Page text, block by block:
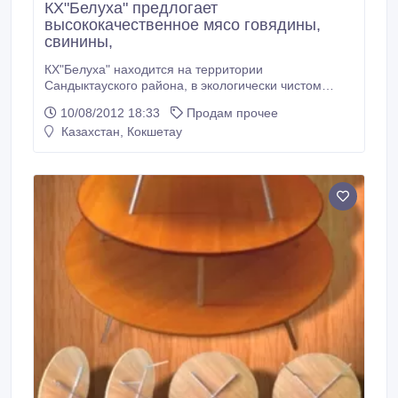
КХ"Белуха" предлогает
высококачественное мясо говядины,
свинины,
КХ"Белуха" находится на территории
Сандыктауского района, в экологически чистом
имеется оборудованный убойный пункт. КХ
предлагает высокий ассортимент мяса, разных
10/08/2012 18:33
Продам прочее
Казахстан, Кокшетау